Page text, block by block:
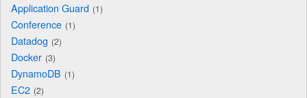
Application Guard 1
Conference 1
Datadog 2
Docker 3
DynamoDB 1
EC2 2